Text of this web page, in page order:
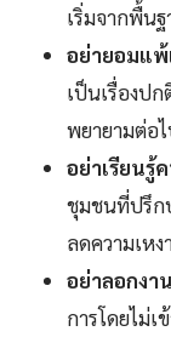
เริ่มจากพื้น
อย่ายอมแพ้
เป็นเรื่องป
พยายามต่อ
อย่าเรียนรู้
ชุมชนที่ปรึก
ลดความเหง
อย่าลอกงา
การโดยไม่